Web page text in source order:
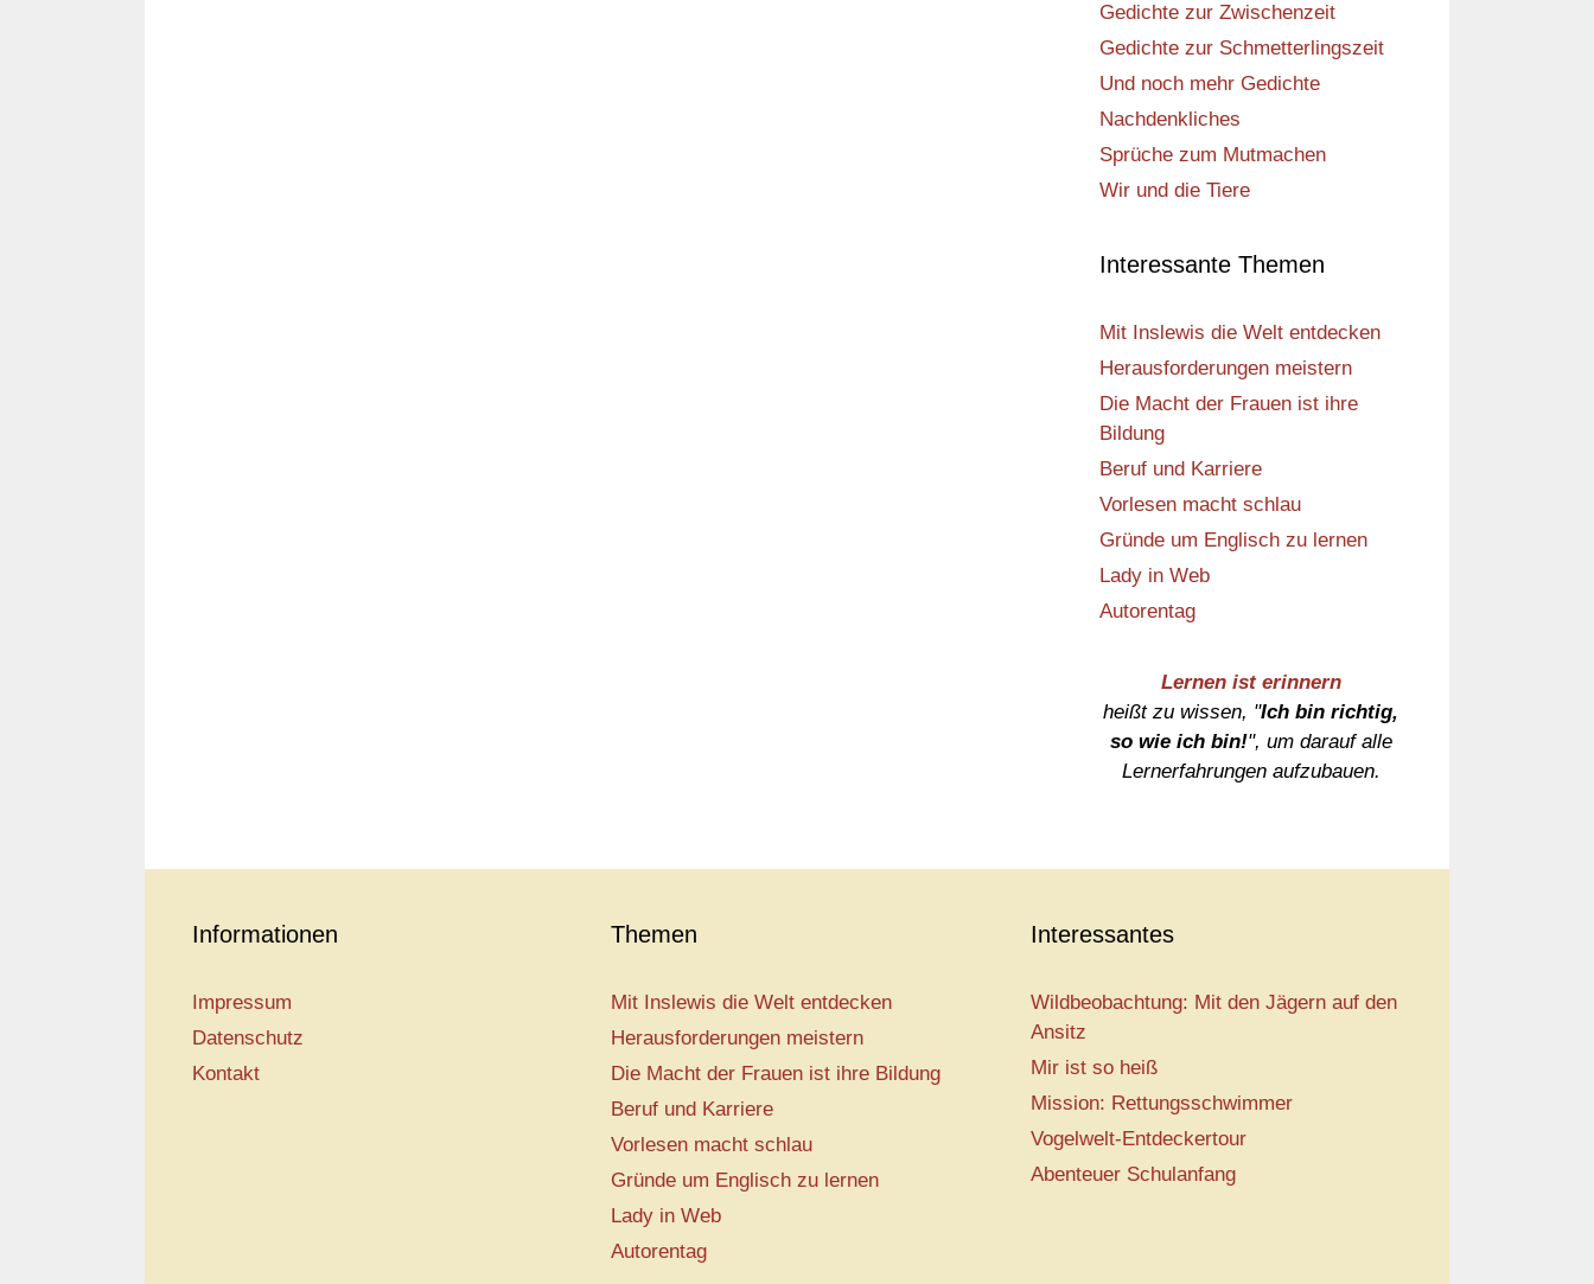
Gedichte zur Zwischenzeit
Gedichte zur Schmetterlingszeit
Und noch mehr Gedichte
Nachdenkliches
Sprüche zum Mutmachen
Wir und die Tiere
Interessante Themen
Mit Inslewis die Welt entdecken
Herausforderungen meistern
Die Macht der Frauen ist ihre
Bildung
Beruf und Karriere
Vorlesen macht schlau
Gründe um Englisch zu lernen
Lady in Web
Autorentag
Lernen ist erinnern
heißt zu wissen, "Ich bin richtig,
so wie ich bin!", um darauf alle
Lernerfahrungen aufzubauen.
Informationen
Impressum
Datenschutz
Kontakt
Themen
Mit Inslewis die Welt entdecken
Herausforderungen meistern
Die Macht der Frauen ist ihre Bildung
Beruf und Karriere
Vorlesen macht schlau
Gründe um Englisch zu lernen
Lady in Web
Autorentag
Interessantes
Wildbeobachtung: Mit den Jägern auf den
Ansitz
Mir ist so heiß
Mission: Rettungsschwimmer
Vogelwelt-Entdeckertour
Abenteuer Schulanfang